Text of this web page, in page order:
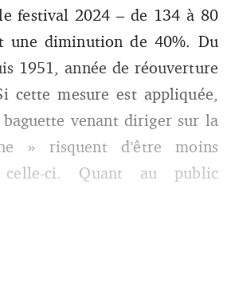
festival 2024 – de 134 à 80
une diminution de 40%. Du
1951, année de réouverture
cette mesure est appliquée,
venant diriger sur la
»
risquent d’être moins
ci. Quant au public